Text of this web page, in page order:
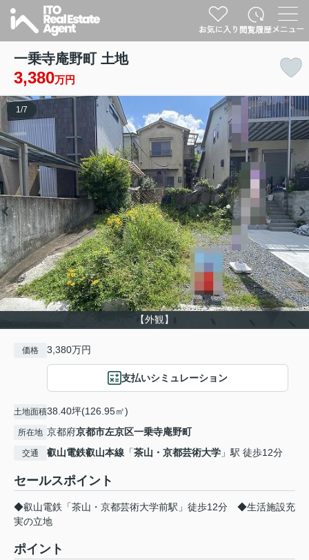
一乗寺庵野町 土地
3,380万円
【外観】
1 /7
価格 3,380万円
支払いシミュレーション
土地面積38.40坪(126.95㎡)
所在地 京都府京都市左京区一乗寺庵野町
交通 叡山電鉄叡山本線 「茶山・京都芸術大学 」駅 徒歩12分
セールスポイント
◆叡山電鉄「茶山・京都芸術大学前駅」徒歩12分 ◆生活施設充
実の立地
ポイント